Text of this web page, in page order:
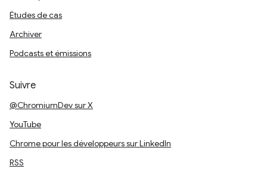
Études de cas
Archiver
Podcasts et émissions
Suivre
@ChromiumDev sur X
YouTube
Chrome pour les développeurs sur LinkedIn
RSS